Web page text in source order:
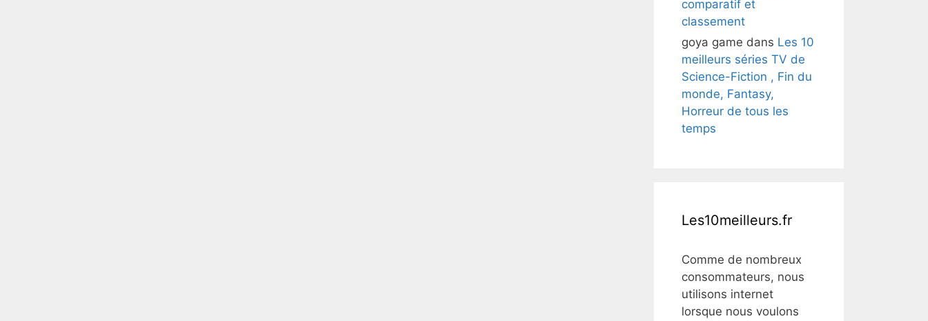
comparatif et
classement
goya game dans Les 10
meilleurs séries TV de
Science-Fiction , Fin du
monde, Fantasy,
Horreur de tous les
temps
Les10meilleurs.fr
Comme de nombreux
consommateurs, nous
utilisons internet
lorsque nous voulons